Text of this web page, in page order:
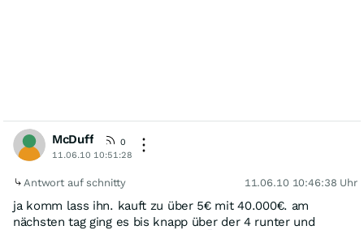
McDuff
0
11.06.10 10:51:28
Antwort auf schnitty 11.06.10 10:46:38 Uhr
ja komm lass ihn. kauft zu über 5€ mit 40.000€. am
nächsten tag ging es bis knapp über der 4 runter und